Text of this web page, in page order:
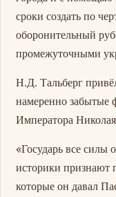
сроки создать по
оборонительный
промежуточными
Н.Д. Тальберг
намеренно забытые
Императора
«Государь все силы
историки признают
которые он давал